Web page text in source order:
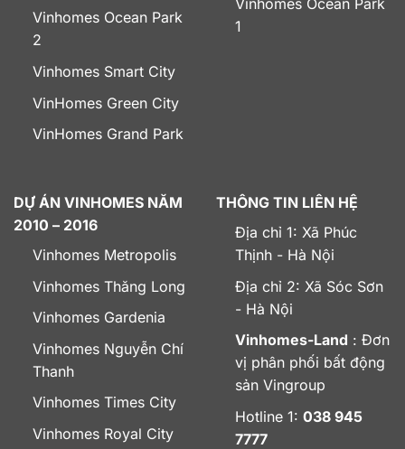
Vinhomes Ocean Park
2
Vinhomes Smart City
VinHomes Green City
VinHomes Grand Park
Vinhomes Ocean Park
1
DỰ ÁN VINHOMES NĂM
2010 – 2016
Vinhomes Metropolis
Vinhomes Thăng Long
Vinhomes Gardenia
Vinhomes Nguyễn Chí
Thanh
Vinhomes Times City
Vinhomes Royal City
THÔNG TIN LIÊN HỆ
Địa chỉ 1: Xã Phúc
Thịnh - Hà Nội
Địa chỉ 2: Xã Sóc Sơn
- Hà Nội
Vinhomes-Land : Đơn
vị phân phối bất động
sản Vingroup
Hotline 1: 038 945
7777